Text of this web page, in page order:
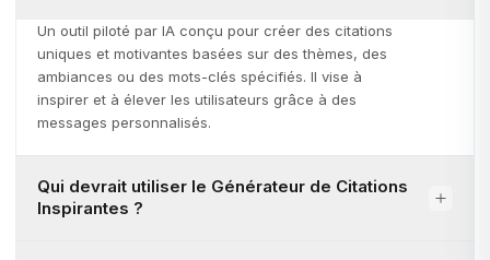
Un outil piloté par IA conçu pour créer des citations
uniques et motivantes basées sur des thèmes, des
ambiances ou des mots-clés spécifiés. Il vise à
inspirer et à élever les utilisateurs grâce à des
messages personnalisés.
Qui devrait utiliser le Générateur de Citations
Inspirantes ?